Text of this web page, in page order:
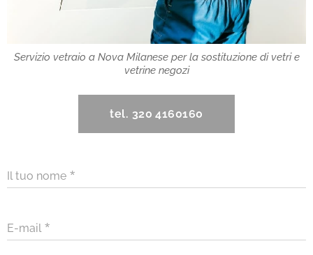
Servizio vetraio a Nova Milanese per la sostituzione di vetri e
vetrine negozi
tel. 320 4160160
Il tuo nome
E-mail